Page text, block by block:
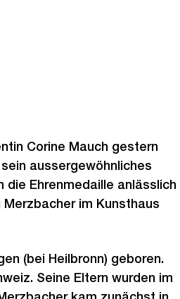
Corine Mauch gestern
aussergewöhnliches
die Ehrenmedaille anlässlich
im Kunsthaus
(bei Heilbronn) geboren.
Seine Eltern wurden im